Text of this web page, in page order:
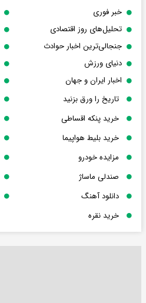
خبر فوری
تحلیل‌های روز اقتصادی
جنجالی‌ترین اخبار حوادث
دنیای ورزش
اخبار ایران و جهان
تاریخ را ورق بزنید
خرید پنکه اقساطی
خرید بلیط هواپیما
مزایده خودرو
صندلی ماساژ
دانلود آهنگ
خرید نقره